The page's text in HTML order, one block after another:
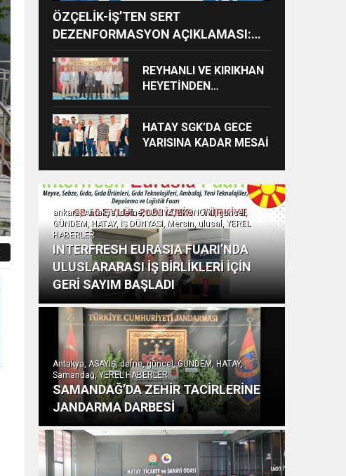
ÖZÇELİK-İŞ’TEN SERT
DEZENFORMASYON AÇIKLAMASI:
“HUKUKİ VE CEZAİ SÜREÇ
BAŞLATILDI”
REYHANLI VE KIRIKHAN
HEYETİNDEN
BAŞSAVCILIĞINA
ZİYARET
HATAY SGK’DA GECE
YARISINA KADAR MESAİ
ankara, Antakya, defne, DÜNYA, EKONOMİ, güncel,
GÜNDEM, HATAY, İŞ DÜNYASI, Mersin, ulusal, YEREL
HABERLER
INTERFRESH EURASIA FUARI’NDA
ULUSLARARASI İŞ BİRLİKLERİ İÇİN
GERİ SAYIM BAŞLADI
Antakya, ASAYİŞ, defne, güncel, GÜNDEM, HATAY,
Samandağ, YEREL HABERLER
SAMANDAĞ’DA ZEHİR TACİRLERİNE
JANDARMA DARBESİ